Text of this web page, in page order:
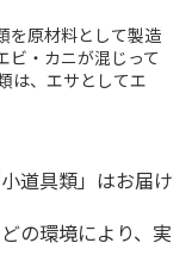
を原材料として製造
ビ・カニが混じって
は、エサとしてエ
道具類」はお届け
の環境により、実